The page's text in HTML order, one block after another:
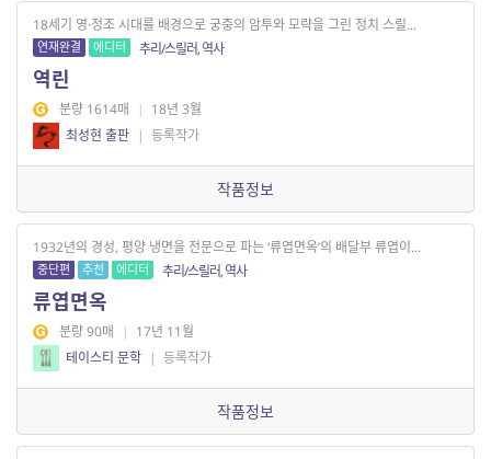
18세기 영·정조 시대를 배경으로 궁중의 암투와 모략을 그린 정치 스릴...
연재완결 에디터 추리/스릴러, 역사
역린
분량 1614매 | 18년 3월
최성현 출판 | 등록작가
작품정보
1932년의 경성, 평양 냉면을 전문으로 파는 ‘류엽면옥’의 배달부 류엽이...
중단편 추천 에디터 추리/스릴러, 역사
류엽면옥
분량 90매 | 17년 11월
테이스티 문학 | 등록작가
작품정보